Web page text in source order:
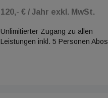
120,- € / Jahr exkl. MwSt.
Unlimitierter Zugang zu allen
Leistungen inkl. 5 Personen Abos